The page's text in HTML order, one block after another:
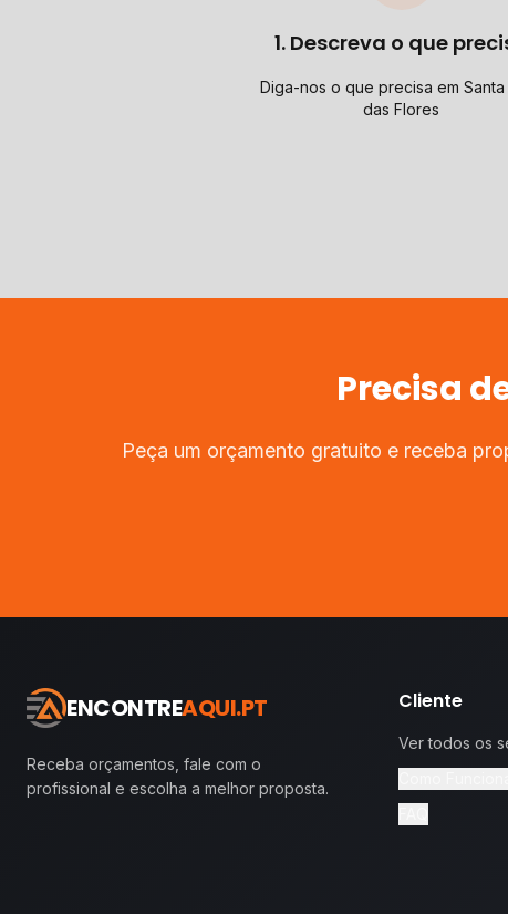
1. Descreva o que
Diga-nos o que precisa em Santa
das Flores
Precisa
Peça um orçamento gratuito e receba
ENCONTREAQUI.PT
Receba orçamentos, fale com o
profissional e escolha a melhor proposta.
Cliente
Ver todos os